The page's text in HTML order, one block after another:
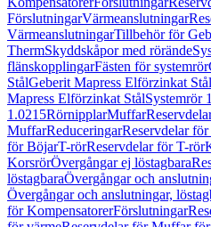
FörslutningarVärmeanslutningar
VärmeanslutningarTillbehör för
ThermSkyddskåpor med rörände
flänskopplingarFästen för systemrör
StålGeberit Mapress Elförzinkat Stål
Mapress Elförzinkat StålSystemrör
1.0215RörnipplarMuffar
MuffarReduceringarReservdelar
för BöjarT-rörReservdelar för T-rör
KorsrörÖvergångar ej löstagbara
löstagbaraÖvergångar och
Övergångar och anslutningar,
för KompensatorerFörslutningar